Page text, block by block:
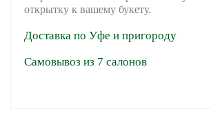
открытку к вашему букету.
Доставка по Уфе и пригороду
Самовывоз из 7 салонов